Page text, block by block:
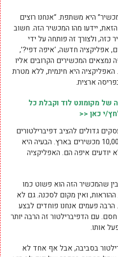
היא משתפת. “אנחנו רוצים
יידעו מהו המכשיר הזה. חשוב
ולצורך זה פותחה על ידי
אפליקציה חדשה, ‘איפה דפי?’,
המכשירים הקרובים אליו
מקומונט לוד וקבלת כל
י כאן <<
גדולים להציב דפיברילטורים
שהמכשיר הזה הוא פשוט כמו
ואין מקום לסכנה. גם לא
פעמים אנחנו פוחדים לבצע
אותו.